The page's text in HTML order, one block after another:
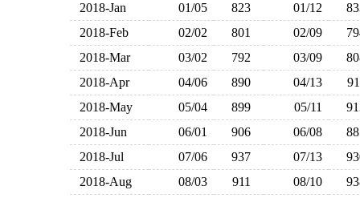
2018-Jan 01/05 823 01/12
2018-Feb
02/02 801 02/09
2018-Mar
03/02 792 03/09
2018-Apr
04/06 890 04/13
2018-May
05/04 899 05/11
2018-Jun
06/01 906 06/08
2018-Jul
07/06 937 07/13
2018-Aug
08/03 911 08/10